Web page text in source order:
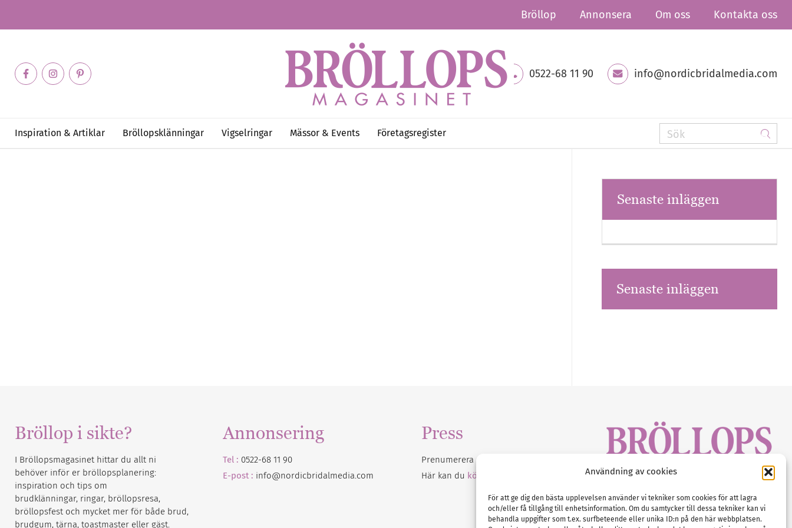
Användning av cookies
För att ge dig den bästa upplevelsen använder vi tekniker som cookies för att lagra
och/eller få tillgång till enhetsinformation. Om du samtycker till dessa tekniker kan vi
behandla uppgifter som t.ex. surfbeteende eller unika ID:n på den här webbplatsen.
Bröllop Annonsera Om oss Kontakta oss
0522-68 11 90 info@nordicbridalmedia.com
Inspiration & Artiklar Bröllopsklänningar Vigselringar Mässor & Events Företagsregister
Senaste inläggen
Senaste inläggen
Bröllop i sikte?
I Bröllopsmagasinet hittar du allt ni
behöver inför er bröllopsplanering:
inspiration och tips om
brudklänningar, ringar, bröllopsresa,
bröllopsfest och mycket mer för både brud,
brudgum, tärna, toastmaster eller gäst.
Annonsering
Tel : 0522-68 11 90
E-post : info@nordicbridalmedia.com
Press
Prenumerera på vårt
Här kan du köpa Bröllopsmagasinet
Tel :0522-68 11 90
E-post:info@nordicbridalmedia.com